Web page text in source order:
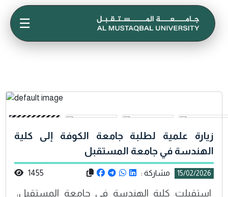
☰
زيارة علمية لطلبة جامعة الكوفة إلى كلية
الهندسة في جامعة المستقبل
15/02/2026 مشاركة : 1455
استقبلت كلية الهندسة في جامعة المستقبل،